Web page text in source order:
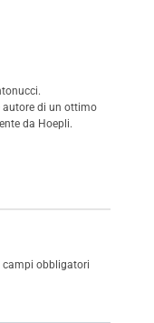
autore di un ottimo
da Hoepli.
I campi obbligatori